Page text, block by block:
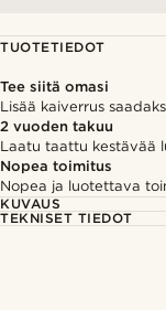
TUOTETIEDOT
Tee siitä omasi
Lisää kaiverrus
2 vuoden takuu
Laatu taattu kestävää
Nopea toimitus
Nopea ja luotettava
KUVAUS
TEKNISET TIEDOT